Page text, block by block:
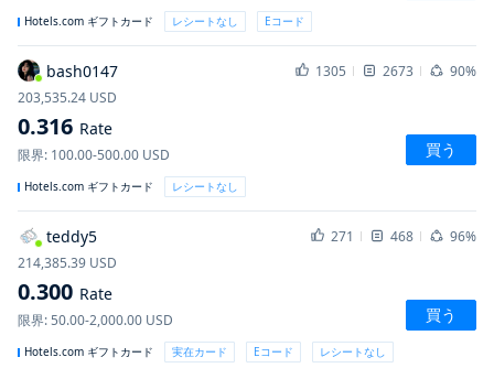
Hotels.com ギフトカード レシートなし Eコード
bash0147 1305 2673
90%
203,535.24 USD
0.316 Rate
限界: 100.00-500.00 USD 買う
Hotels.com ギフトカード レシートなし
teddy5 271 468
96%
214,385.39 USD
0.300 Rate
限界:50.00-2,000.00 USD 買う
Hotels.com ギフトカード 実在カード Eコード レシートなし